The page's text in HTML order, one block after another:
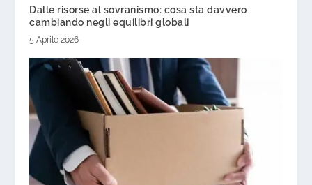
Dalle risorse al sovranismo: cosa sta davvero
cambiando negli equilibri globali
5 Aprile 2026